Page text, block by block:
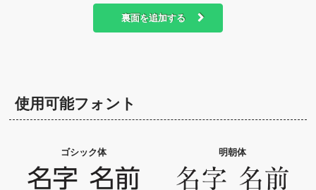
裏面を追加する
使用可能フォント
ゴシック体 明朝体